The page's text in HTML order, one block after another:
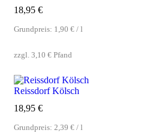
18,95 €
Grundpreis: 1,90 € / l
zzgl. 3,10 € Pfand
Reissdorf Kölsch
18,95 €
Grundpreis: 2,39 € / l